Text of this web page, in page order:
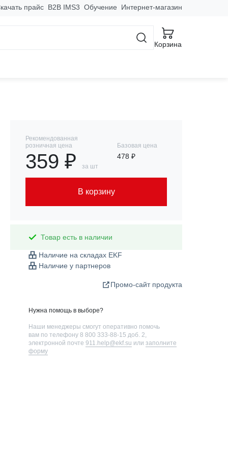
прайс B2B IMS3 Обучение Интернет-магазин
Корзина
EKF
Рекомендованная
розничная цена
359 ₽ за шт
Базовая цена
478 ₽
В корзину
Товар есть в наличии
Наличие на складах EKF
Наличие у партнеров
Промо-сайт продукта
Нужна помощь в выборе?
Наши менеджеры смогут оперативно помочь
вам по телефону 8 800 333-88-15 доб. 2
электронной почте 911.help@ekf.su или заполните
форму